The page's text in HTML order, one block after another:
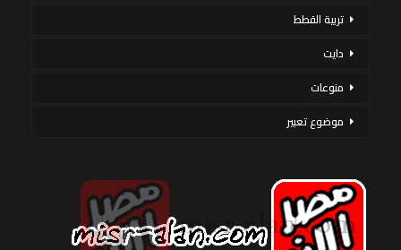
تربية القطط
دايت
منوعات
موضوع تعبير